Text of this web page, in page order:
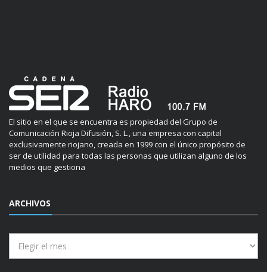
El sitio en el que se encuentra es propiedad del Grupo de
Comunicación Rioja Difusión, S. L., una empresa con capital
exclusivamente riojano, creada en 1999 con el único propósito de
ser de utilidad para todas las personas que utilizan alguno de los
medios que gestiona
ARCHIVOS